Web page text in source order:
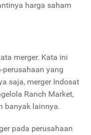
harga saham
merger. Kata ini
perusahaan yang
saja, merger Indosat
Ranch Market,
banyak lainnya.
pada perusahaan